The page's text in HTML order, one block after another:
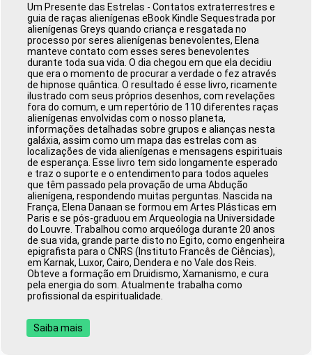
Um Presente das Estrelas - Contatos extraterrestres e
guia de raças alienígenas eBook Kindle Sequestrada por
alienígenas Greys quando criança e resgatada no
processo por seres alienígenas benevolentes, Elena
manteve contato com esses seres benevolentes
durante toda sua vida. O dia chegou em que ela decidiu
que era o momento de procurar a verdade o fez através
de hipnose quântica. O resultado é esse livro, ricamente
ilustrado com seus próprios desenhos, com revelações
fora do comum, e um repertório de 110 diferentes raças
alienígenas envolvidas com o nosso planeta,
informações detalhadas sobre grupos e alianças nesta
galáxia, assim como um mapa das estrelas com as
localizações de vida alienígenas e mensagens espirituais
de esperança. Esse livro tem sido longamente esperado
e traz o suporte e o entendimento para todos aqueles
que têm passado pela provação de uma Abdução
alienígena, respondendo muitas perguntas. Nascida na
França, Elena Danaan se formou em Artes Plásticas em
Paris e se pós-graduou em Arqueologia na Universidade
do Louvre. Trabalhou como arqueóloga durante 20 anos
de sua vida, grande parte disto no Egito, como engenheira
epigrafista para o CNRS (Instituto Francês de Ciências),
em Karnak, Luxor, Cairo, Dendera e no Vale dos Reis.
Obteve a formação em Druidismo, Xamanismo, e cura
pela energia do som. Atualmente trabalha como
profissional da espiritualidade.
Saiba mais